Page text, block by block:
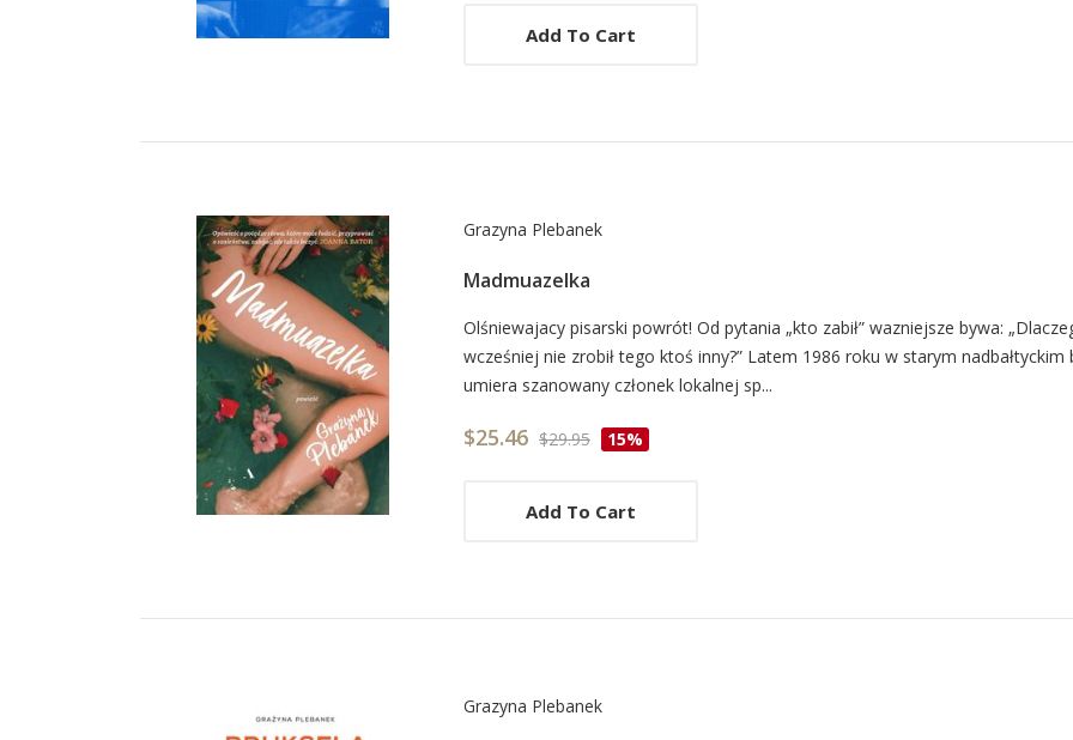
Add To Cart
Grazyna Plebanek
Madmuazelka
Card
List
Article
Olśniewajacy pisarski powrót! Od pytania „kto zabił” wazniejsze bywa:
wcześniej nie zrobił tego ktoś inny?” Latem 1986 roku w starym nadbałtyckim
umiera szanowany członek lokalnej sp...
$25.46 $29.95 15%
Add To Cart
Grazyna Plebanek